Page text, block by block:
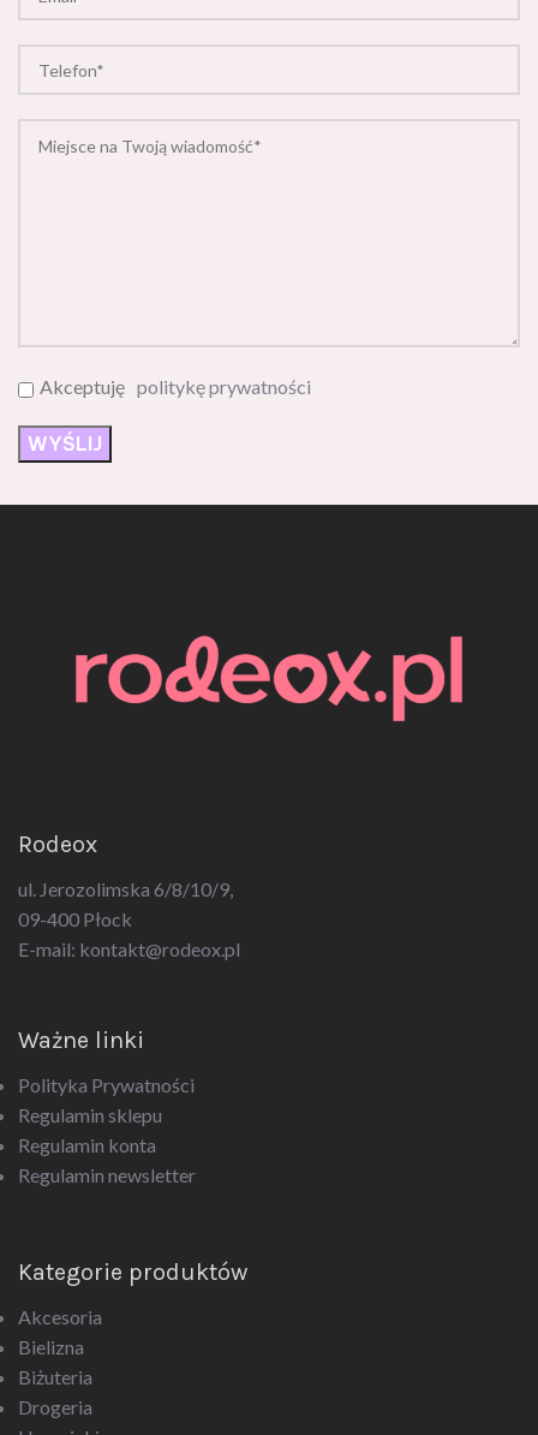
ul. Jerozolimska 6/8/10/9,
09-400 Płock
E-mail: kontakt@rodeox.pl
Polityka Prywatności
Regulamin sklepu
Regulamin konta
Regulamin newsletter
Akcesoria
Bielizna
Biżuteria
Drogeria
Upominki